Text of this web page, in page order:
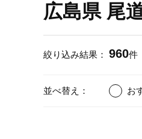
広島県 尾
絞り込み結果： 960件
並べ替え： お